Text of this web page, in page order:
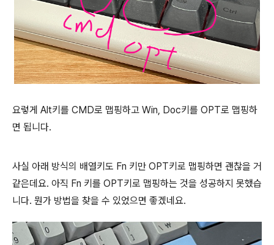
요렇게 Alt키를 CMD로 맵핑하고 Win, Doc키를 OPT로 맵핑하
면 됩니다.
사실 아래 방식의 배열키도 Fn 키만 OPT키로 맵핑하면 괜찮을 거
같은데요. 아직 Fn 키를 OPT키로 맵핑하는 것을 성공하지 못했습
니다. 뭔가 방법을 찾을 수 있었으면 좋겠네요.